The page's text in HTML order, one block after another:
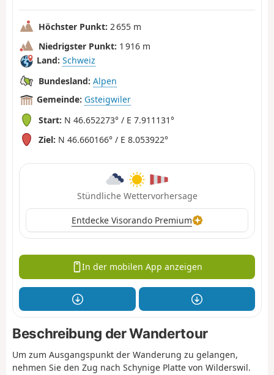
Höchster Punkt: 2 655 m
Niedrigster Punkt: 1 916 m
Land: Schweiz
Bundesland: Alpen
Gemeinde: Gsteigwiler
Start: N 46.652273° / E 7.911131°
Ziel: N 46.660166° / E 8.053922°
Stündliche Wettervorhersage
Entdecke Visorando Premium
In der mobilen App anzeigen
Beschreibung der Wandertour
Um zum Ausgangspunkt der Wanderung zu gelangen,
nehmen Sie den Zug nach Schynige Platte von Wilderswil.